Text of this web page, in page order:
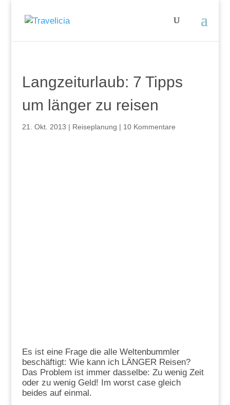
Langzeiturlaub: 7 Tipps
um länger zu reisen
21. Okt. 2013 | Reiseplanung | 10 Kommentare
Es ist eine Frage die alle Weltenbummler
beschäftigt: Wie kann ich LÄNGER Reisen?
Das Problem ist immer dasselbe: Zu wenig Zeit
oder zu wenig Geld! Im worst case gleich
beides auf einmal.